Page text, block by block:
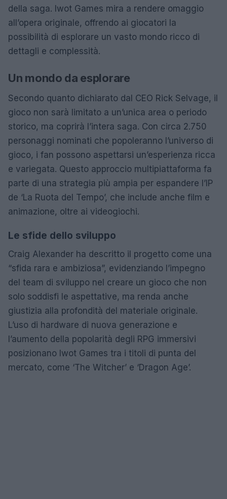
della saga. Iwot Games mira a rendere omaggio
all’opera originale, offrendo ai giocatori la
possibilità di esplorare un vasto mondo ricco di
dettagli e complessità.
Un mondo da esplorare
Secondo quanto dichiarato dal CEO Rick Selvage, il
gioco non sarà limitato a un’unica area o periodo
storico, ma coprirà l’intera saga. Con circa 2.750
personaggi nominati che popoleranno l’universo di
gioco, i fan possono aspettarsi un’esperienza ricca
e variegata. Questo approccio multipiattaforma fa
parte di una strategia più ampia per espandere l’IP
de ‘La Ruota del Tempo’, che include anche film e
animazione, oltre ai videogiochi.
Le sfide dello sviluppo
Craig Alexander ha descritto il progetto come una
“sfida rara e ambiziosa”, evidenziando l’impegno
del team di sviluppo nel creare un gioco che non
solo soddisfi le aspettative, ma renda anche
giustizia alla profondità del materiale originale.
L’uso di hardware di nuova generazione e
l’aumento della popolarità degli RPG immersivi
posizionano Iwot Games tra i titoli di punta del
mercato, come ‘The Witcher’ e ‘Dragon Age’.